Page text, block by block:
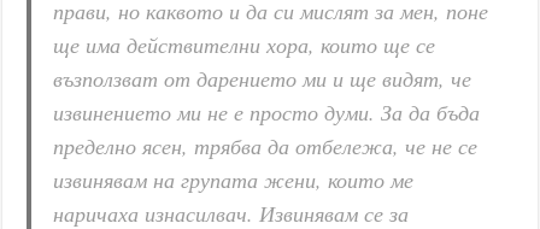
прави, но каквото и да си мислят за мен, поне
ще има действителни хора, които ще се
възползват от дарението ми и ще видят, че
извинението ми не е просто думи. За да бъда
пределно ясен, трябва да отбележа, че не се
извинявам на групата жени, които ме
наричаха изнасилвач. Извинявам се за